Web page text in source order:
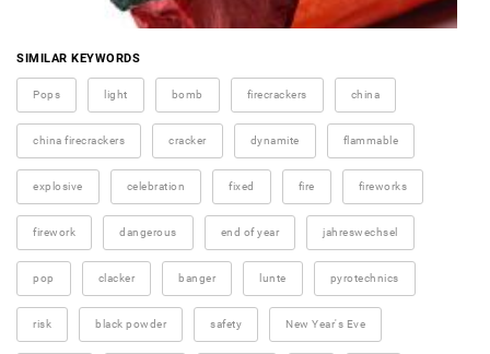
SIMILAR KEYWORDS
Pops light bomb firecrackers china
china firecrackers cracker dynamite flammable
explosive celebration fixed fire fireworks
firework dangerous end of year jahreswechsel
pop clacker banger lunte pyrotechnics
risk black powder safety New Year's Eve